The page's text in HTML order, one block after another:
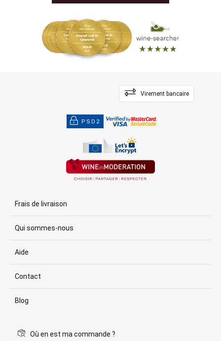
Virement bancaire
PSD2
Frais de livraison
Qui sommes-nous
Aide
Contact
Blog
Où en est ma commande ?